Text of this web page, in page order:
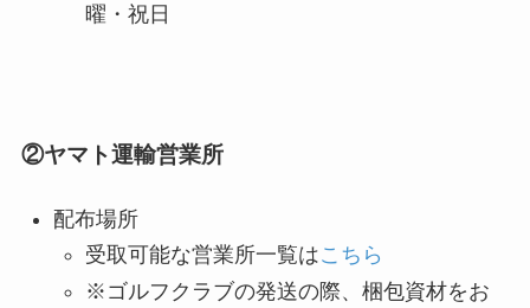
曜・祝日
②ヤマト運輸営業所
配布場所
受取可能な営業所一覧はこちら
※ゴルフクラブの発送の際、梱包資材をお